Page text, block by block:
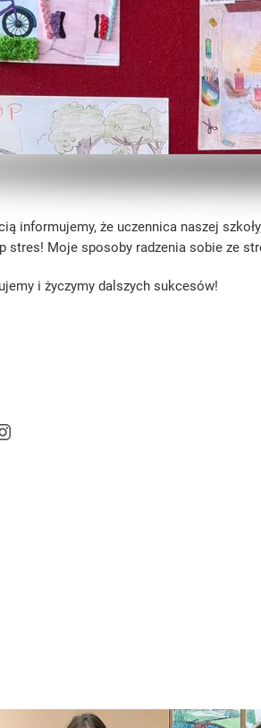
informujemy, że uczennica naszej
stres! Moje sposoby radzenia sobie ze
i życzymy dalszych sukcesów!